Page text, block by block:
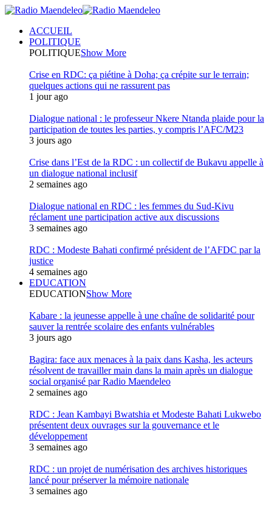
ACCUEIL
POLITIQUE
POLITIQUEShow More
Crise en RDC: ça piétine à Doha; ça crépite sur le terrain;
quelques actions qui ne rassurent pas
1 jour ago
Dialogue national : le professeur Nkere Ntanda plaide pour la
participation de toutes les parties, y compris l’AFC/M23
3 jours ago
Crise dans l’Est de la RDC : un collectif de Bukavu appelle à
un dialogue national inclusif
2 semaines ago
Dialogue national en RDC : les femmes du Sud-Kivu
réclament une participation active aux discussions
3 semaines ago
RDC : Modeste Bahati confirmé président de l’AFDC par la
justice
4 semaines ago
EDUCATION
EDUCATIONShow More
Kabare : la jeunesse appelle à une chaîne de solidarité pour
sauver la rentrée scolaire des enfants vulnérables
3 jours ago
Bagira: face aux menaces à la paix dans Kasha, les acteurs
résolvent de travailler main dans la main après un dialogue
social organisé par Radio Maendeleo
2 semaines ago
RDC : Jean Kambayi Bwatshia et Modeste Bahati Lukwebo
présentent deux ouvrages sur la gouvernance et le
développement
3 semaines ago
RDC : un projet de numérisation des archives historiques
lancé pour préserver la mémoire nationale
3 semaines ago